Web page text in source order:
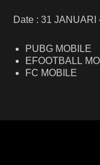
Date : 31
PUBG MOBILE
EFOOTBALL
FC MOBILE